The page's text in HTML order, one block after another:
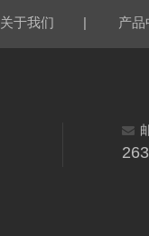
关于我们 | 产品